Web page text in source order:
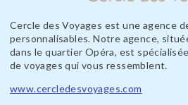
Cercle des Voyages est une agence
personnalisables. Notre agence,
dans le quartier Opéra, est
de voyages qui vous ressemblent.
www.cercledesvoyages.com